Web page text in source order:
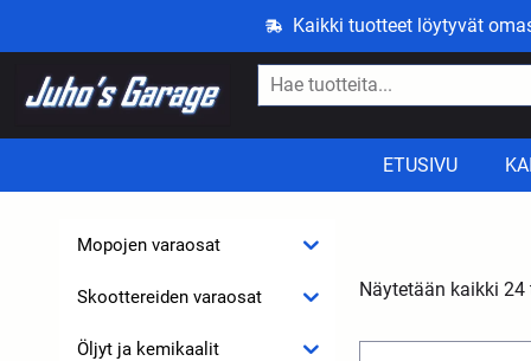
Kaikki tuotteet löytyvät
ETUSIVU
Mopojen varaosat
Skoottereiden varaosat
Öljyt ja kemikaalit
Näytetään kaikki 24